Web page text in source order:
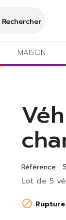
Rechercher
MAISON
Référence :
Lot de 5
